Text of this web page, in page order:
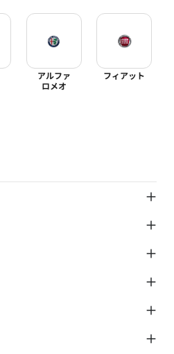
アルファ
ロメオ
フィアット